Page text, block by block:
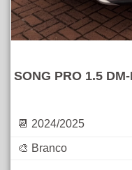
SONG PRO 1.5
📆 2024/2025
🎨 Branco